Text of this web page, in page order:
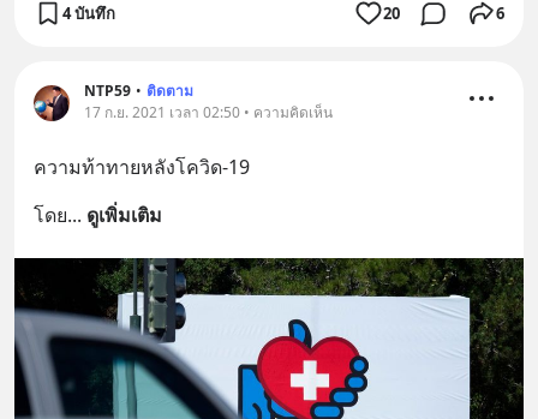
4 บันทึก 20 6
NTP59 • ติดตาม
17 ก.ย. 2021 เวลา 02:50 • ความคิดเห็น
ความท้าทายหลังโควิด-19
โดย... ดูเพิ่มเติม